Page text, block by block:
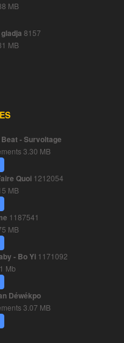
MB
8157
MB
- Survoltage
3.30 MB
Quoi 1212054
MB
1187541
MB
- Bo Yi 1171092
Mb
Déwékpo
3.07 MB